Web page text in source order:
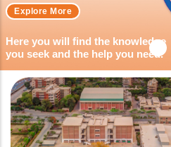
Here you will find the knowledge
you seek and the help you need.
Explore More